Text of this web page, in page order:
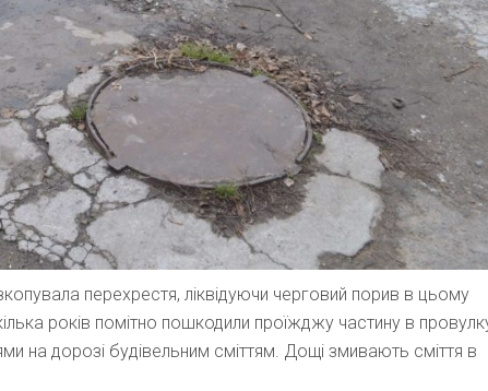
перехрестя, ліквідуючи черговий порив в цьому
років помітно пошкодили проїжджу частину в
на дорозі будівельним сміттям. Дощі змивають сміття в